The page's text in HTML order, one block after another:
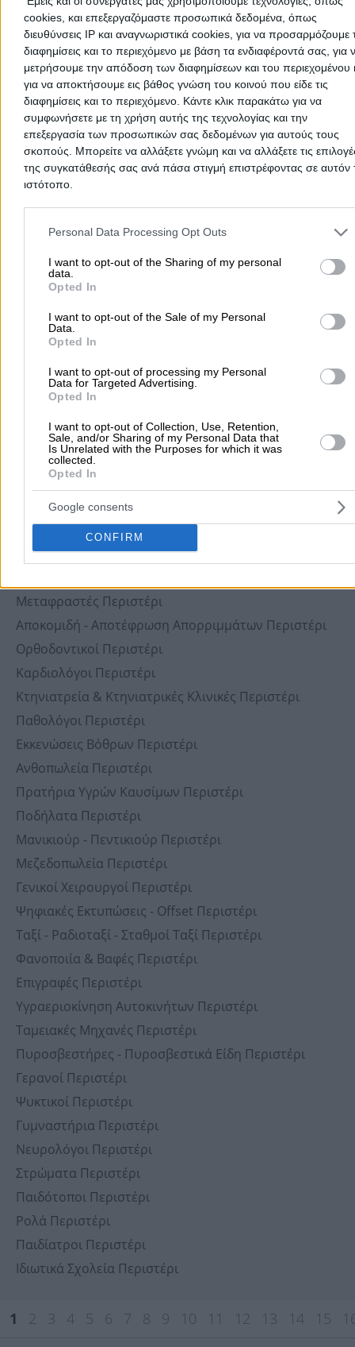
cookies, και επεξεργαζόμαστε προσωπικά δεδομένα, όπως
διευθύνσεις IP και αναγνωριστικά cookies, για να προσαρμόζουμε
διαφημίσεις και το περιεχόμενο με βάση τα ενδιαφέροντά σας, για
μετρήσουμε την απόδοση των διαφημίσεων και του περιεχομένου
για να αποκτήσουμε εις βάθος γνώση του κοινού που είδε τις
διαφημίσεις και το περιεχόμενο. Κάντε κλικ παρακάτω για να
συμφωνήσετε με τη χρήση αυτής της τεχνολογίας και την
επεξεργασία των προσωπικών σας δεδομένων για αυτούς τους
σκοπούς. Μπορείτε να αλλάξετε γνώμη και να αλλάξετε τις
της συγκατάθεσής σας ανά πάσα στιγμή επιστρέφοντας σε αυτόν
ιστότοπο.
Please note that this website/app uses one or more Google
and may gather and store information including but not limited to
to Google and its third-party tags to use your data for below
purposes in below Google consent section.
Personal Data Processing Opt Outs
I want to opt-out of the Sharing of my personal
data.
Opted In
I want to opt-out of the Sale of my Personal
Data.
Opted In
I want to opt-out of processing my Personal
Data for Targeted Advertising.
Opted In
I want to opt-out of Collection, Use, Retention,
Sale, and/or Sharing of my Personal Data that
Is Unrelated with the Purposes for which it was
collected.
Opted In
Google consents
CONFIRM
Ορθοπαιδικά Είδη Περιστέρι
ΚΤΕΟ Περιστέρι
Καυσόξυλα - Κάρβουνα - Πέλλετ Περιστέρι
Κέντρα Αισθητικής & Αδυνατίσματος Περιστέρι
Ενεργειακοί Επιθεωρητές Περιστέρι
Ασφαλιστές Περιστέρι
Ανακύκλωση Περιστέρι
Γιατροί ΕΟΠΥΥ Περιστέρι
Διαχείριση Κτιρίων Περιστέρι
Ελαστικά Αυτοκινήτων Περιστέρι
Πολιτικοί Μηχανικοί Περιστέρι
Πόρτες Ειδικές Περιστέρι
Φωτογραφεία Περιστέρι
Ξυλουργικές Εργασίες Περιστέρι
Εστιατόρια Περιστέρι
Pet Shop Περιστέρι
Τζάκια Περιστέρι
Μικροβιολογικά Εργαστήρια Περιστέρι
Σχολές Οδηγών Περιστέρι
Μεταφραστές Περιστέρι
Αποκομιδή - Αποτέφρωση Απορριμμάτων Περιστέρι
Ορθοδοντικοί Περιστέρι
Καρδιολόγοι Περιστέρι
Κτηνιατρεία & Κτηνιατρικές Κλινικές Περιστέρι
Παθολόγοι Περιστέρι
Εκκενώσεις Βόθρων Περιστέρι
Ανθοπωλεία Περιστέρι
Πρατήρια Υγρών Καυσίμων Περιστέρι
Ποδήλατα Περιστέρι
Μανικιούρ - Πεντικιούρ Περιστέρι
Μεζεδοπωλεία Περιστέρι
Γενικοί Χειρουργοί Περιστέρι
Ψηφιακές Εκτυπώσεις - Offset Περιστέρι
Ταξί - Ραδιοταξί - Σταθμοί Ταξί Περιστέρι
Φανοποιία & Βαφές Περιστέρι
Επιγραφές Περιστέρι
Υγραεριοκίνηση Αυτοκινήτων Περιστέρι
Ταμειακές Μηχανές Περιστέρι
Πυροσβεστήρες - Πυροσβεστικά Είδη Περιστέρι
Γερανοί Περιστέρι
Ψυκτικοί Περιστέρι
Γυμναστήρια Περιστέρι
Νευρολόγοι Περιστέρι
Στρώματα Περιστέρι
Παιδότοποι Περιστέρι
Ρολά Περιστέρι
Παιδίατροι Περιστέρι
Ιδιωτικά Σχολεία Περιστέρι
1 2 3 4 5 6 7 8 9 10 11 12 13 14 15